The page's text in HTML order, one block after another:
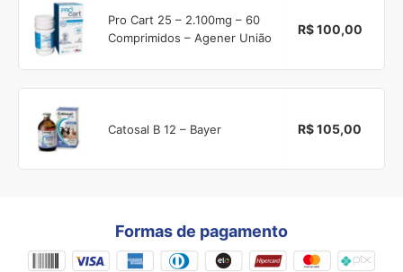
Pro Cart 25 – 2.100mg – 60
Comprimidos – Agener União
R$ 100,00
Catosal B 12 – Bayer R$ 105,00
Formas de pagamento